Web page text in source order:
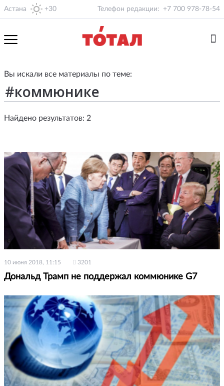
Астана +30 Телефон редакции: +7 700 978-78-54
Вы искали все материалы по теме:
Найдено результатов: 2
10 июня 2018, 11:15 3201
Дональд Трамп не поддержал коммюнике G7